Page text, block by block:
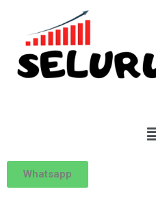
Whatsapp